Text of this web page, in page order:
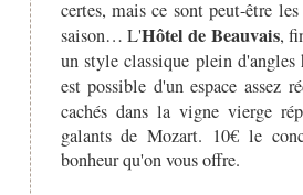
certes, mais ce sont peut-être
saison… L'Hôtel de Beauvais,
un style classique plein
est possible d'un espace assez
cachés dans la vigne vierge
galants de Mozart. 10€ le
bonheur qu'on vous offre.